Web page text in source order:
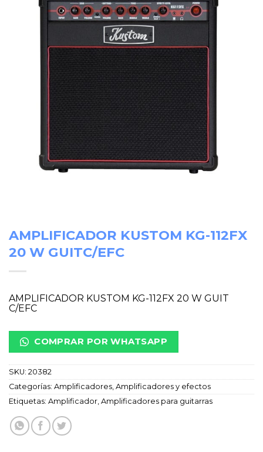
AMPLIFICADOR KUSTOM KG-112FX
20 W GUITC/EFC
AMPLIFICADOR KUSTOM KG-112FX 20 W GUIT
C/EFC
COMPRAR POR WHATSAPP
SKU: 20382
Categorías: Amplificadores, Amplificadores y efectos
Etiquetas: Amplificador, Amplificadores para guitarras